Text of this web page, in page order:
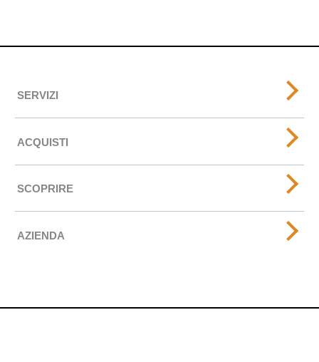
SERVIZI
ACQUISTI
SCOPRIRE
AZIENDA